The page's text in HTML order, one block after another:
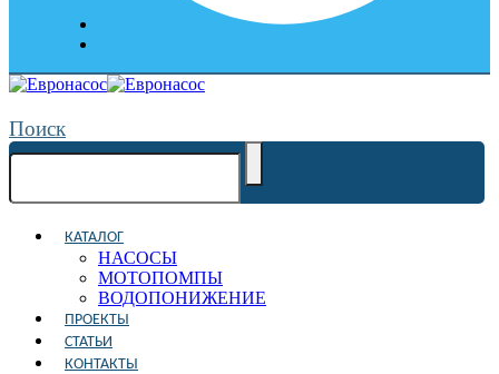
Поиск
КАТАЛОГ
НАСОСЫ
МОТОПОМПЫ
ВОДОПОНИЖЕНИЕ
ПРОЕКТЫ
СТАТЬИ
КОНТАКТЫ